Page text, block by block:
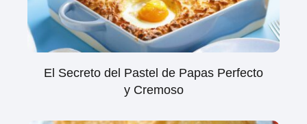
El Secreto del Pastel de Papas Perfecto
y Cremoso